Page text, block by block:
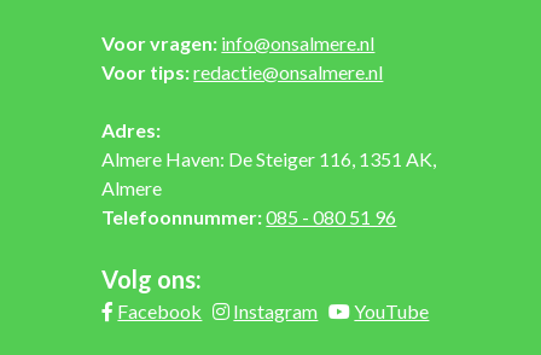
Voor vragen: info@onsalmere.nl
Voor tips:redactie@onsalmere.nl
Adres:
Almere Haven: De Steiger 116, 1351 AK,
Almere
Telefoonnummer:085 - 080 51 96
Volg ons:
Facebook Instagram YouTube